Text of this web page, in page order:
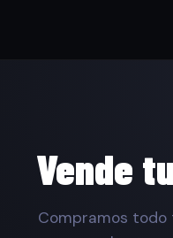
Vende
Compramos todo